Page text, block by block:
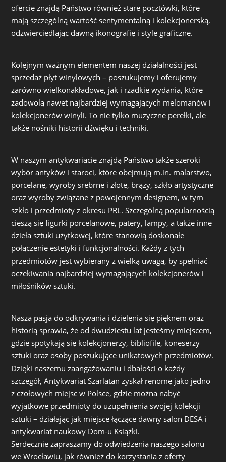
ofercie znajdą Państwo również stare pocztówki, które
mają szczególną wartość sentymentalną i kolekcjonerską,
odzwierciedlając dawną ikonografię i style graficzne.
Kolejnym ważnym elementem naszej działalności jest
sprzedaż płyt winylowych – poszukujemy i oferujemy
zarówno wielkonakładowe, jak i rzadkie wydania, które
zadowolą nawet najbardziej wymagających melomanów i
kolekcjonerów winyli. To nie tylko muzyczne perełki, ale
także nośniki historii dźwięku i techniki.
W naszym antykwariacie znajdą Państwo także szeroki
wybór antyków i staroci, które obejmują m.in. malarstwo,
porcelanę, wyroby srebrne i złote, brązy, szkło artystyczne
oraz wyroby związane z powojennym designem, w tym
szkło i przedmioty z okresu PRL. Szczególną popularnością
cieszą się figurki porcelanowe, patery, lampy, a także inne
dzieła sztuki użytkowej, które stanowią doskonałe
połączenie estetyki i funkcjonalności. Każdy z tych
przedmiotów jest wybierany z wielką uwagą, by spełniać
oczekiwania najbardziej wymagających kolekcjonerów i
miłośników sztuki.
Nasza pasja do odkrywania i dzielenia się pięknem oraz
historią sprawia, że od dwudziestu lat jesteśmy miejscem,
gdzie spotykają się kolekcjonerzy, bibliofile, koneserzy
sztuki oraz osoby poszukujące unikatowych przedmiotów.
Dzięki naszemu zaangażowaniu i dbałości o każdy
szczegół, Antykwariat Szarlatan zyskał renomę jako jedno
z czołowych miejsc w Polsce, gdzie można nabyć
wyjątkowe przedmioty do uzupełnienia swojej kolekcji
sztuki – działając jak miejsce łączące dawny salon DESA i
antykwariat naukowy Dom-u Książki.
Serdecznie zapraszamy do odwiedzenia naszego salonu
we Wrocławiu, jak również do korzystania z oferty